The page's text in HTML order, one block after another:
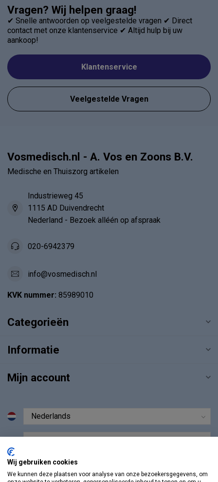
Vragen? Wij helpen graag!
✔ Snelle antwoorden op veelgestelde vragen ✔ Direct
contact met onze klantenservice ✔ Altijd hulp bij uw
aankoop!
Klantenservice
Veelgestelde Vragen
Vosmedisch.nl - A. Vos en Zoons B.V.
Medische en Thuiszorg artikelen
Industrieweg 45
1115 AD Duivendrecht
Nederland - Bezoek alléén op afspraak
020-6942379
info@vosmedisch.nl
KVK nummer: 85989010
Categorieën
Informatie
Mijn account
Wij gebruiken cookies
We kunnen deze plaatsen voor analyse van onze bezoekersgegevens, om